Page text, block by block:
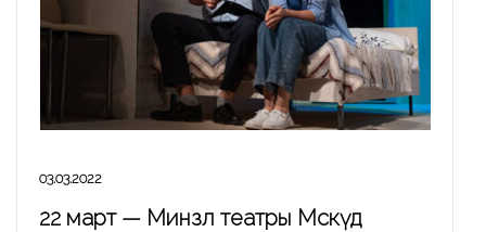
03.03.2022
22 март — Минзәлә театры Мәскәүдә